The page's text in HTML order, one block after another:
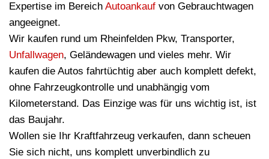
Expertise im Bereich Autoankauf von Gebrauchtwagen
angeeignet.
Wir kaufen rund um Rheinfelden Pkw, Transporter,
Unfallwagen, Geländewagen und vieles mehr. Wir
kaufen die Autos fahrtüchtig aber auch komplett defekt,
ohne Fahrzeugkontrolle und unabhängig vom
Kilometerstand. Das Einzige was für uns wichtig ist, ist
das Baujahr.
Wollen sie Ihr Kraftfahrzeug verkaufen, dann scheuen
Sie sich nicht, uns komplett unverbindlich zu